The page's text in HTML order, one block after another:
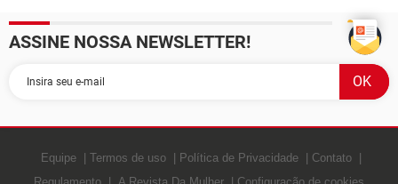
ASSINE NOSSA NEWSLETTER!
Equipe Termos de uso Política de Privacidade
Contato